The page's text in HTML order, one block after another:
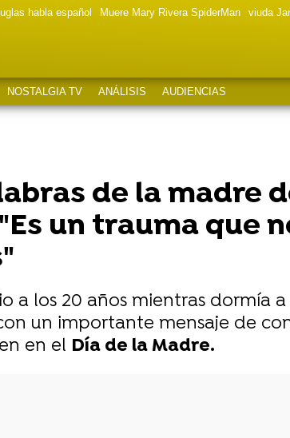
habla español Muere Mary Rivera SpiderMan viuda
NOSTALGIA TV ANÁLISIS AUDIENCIAS
de la madre
un trauma que
a los 20 años mientras dormía a
un importante mensaje de
en el Día de la Madre.